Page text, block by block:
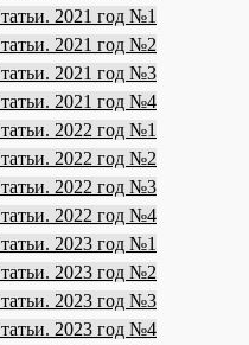
2021 год №1
2021 год №2
2021 год №3
2021 год №4
2022 год №1
2022 год №2
2022 год №3
2022 год №4
2023 год №1
2023 год №2
2023 год №3
2023 год №4